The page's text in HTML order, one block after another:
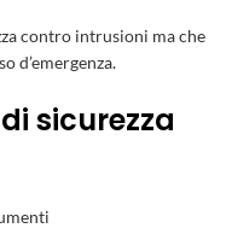
contro intrusioni ma che
d’emergenza.
sicurezza